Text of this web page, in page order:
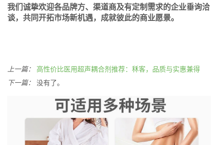
我们诚挚欢迎各品牌方、渠道商及有定制需求的企业垂询洽
谈，共同开拓市场新机遇，成就彼此的商业愿景。
上一篇： 高性价比医用超声耦合剂推荐：秝客，品质与实惠兼得
下一篇： 没有了。